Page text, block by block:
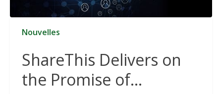
Nouvelles
ShareThis Delivers on
the Promise of